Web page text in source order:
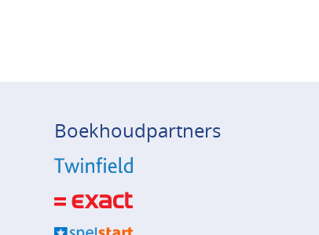
Boekhoudpartners